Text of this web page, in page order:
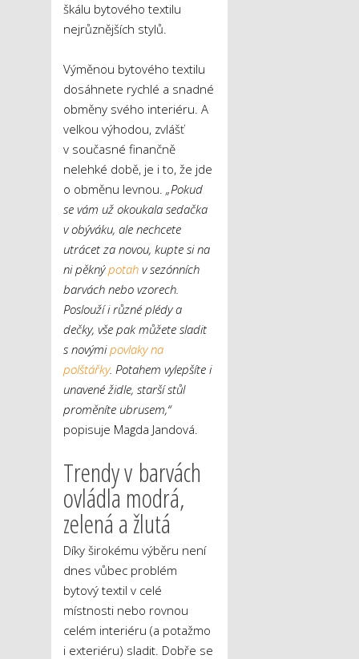
škálu bytového textilu
nejrůznějších stylů.
Výměnou bytového textilu
dosáhnete rychlé a snadné
obměny svého interiéru. A
velkou výhodou, zvlášť
v současné finančně
nelehké době, je i to, že jde
o obměnu levnou. „Pokud
se vám už okoukala sedačka
v obýváku, ale nechcete
utrácet za novou, kupte si na
ni pěknýpotah v sezónních
barvách nebo vzorech.
Poslouží i různé plédy a
dečky, vše pak můžete sladit
s novýmipovlaky na
polštářky. Potahem vylepšíte i
unavené židle, starší stůl
proměníte ubrusem,“
popisuje Magda Jandová.
Trendy v barvách
ovládla modrá,
zelená a žlutá
Díky širokému výběru není
dnes vůbec problém
bytový textil v celé
místnosti nebo rovnou
celém interiéru (a potažmo
i exteriéru) sladit. Dobře se